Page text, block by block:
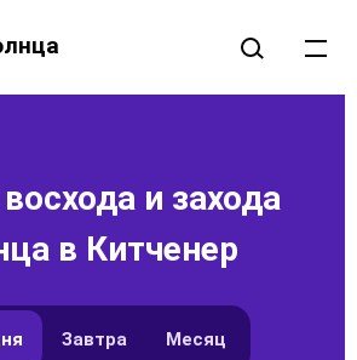
и захода
в Китченер
Завтра Месяц